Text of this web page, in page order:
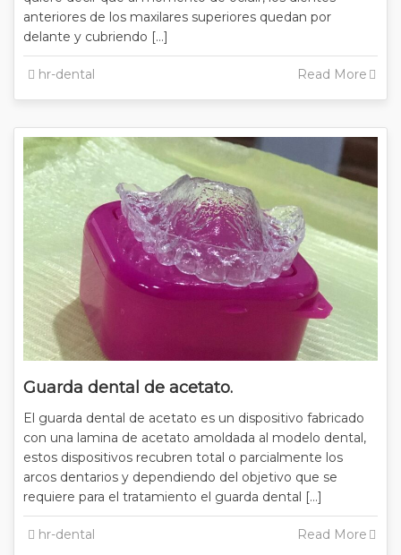
anteriores de los maxilares superiores quedan por
delante y cubriendo […]
hr-dental Read More
Guarda dental de acetato.
El guarda dental de acetato es un dispositivo fabricado
con una lamina de acetato amoldada al modelo dental,
estos dispositivos recubren total o parcialmente los
arcos dentarios y dependiendo del objetivo que se
requiere para el tratamiento el guarda dental […]
hr-dental Read More